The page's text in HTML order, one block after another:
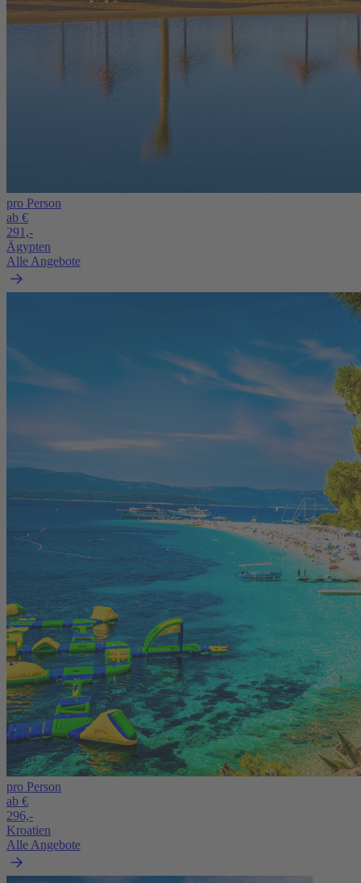
pro Person
ab €
291,-
Ägypten
Alle Angebote
pro Person
ab €
296,-
Kroatien
Alle Angebote